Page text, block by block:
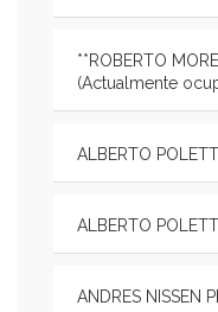
**ROBERTO
(Actualmente
ALBERTO
ALBERTO
ANDRES NISSEN